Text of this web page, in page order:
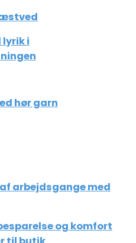
lyrik i
hør garn
arbejdsgange med
og komfort